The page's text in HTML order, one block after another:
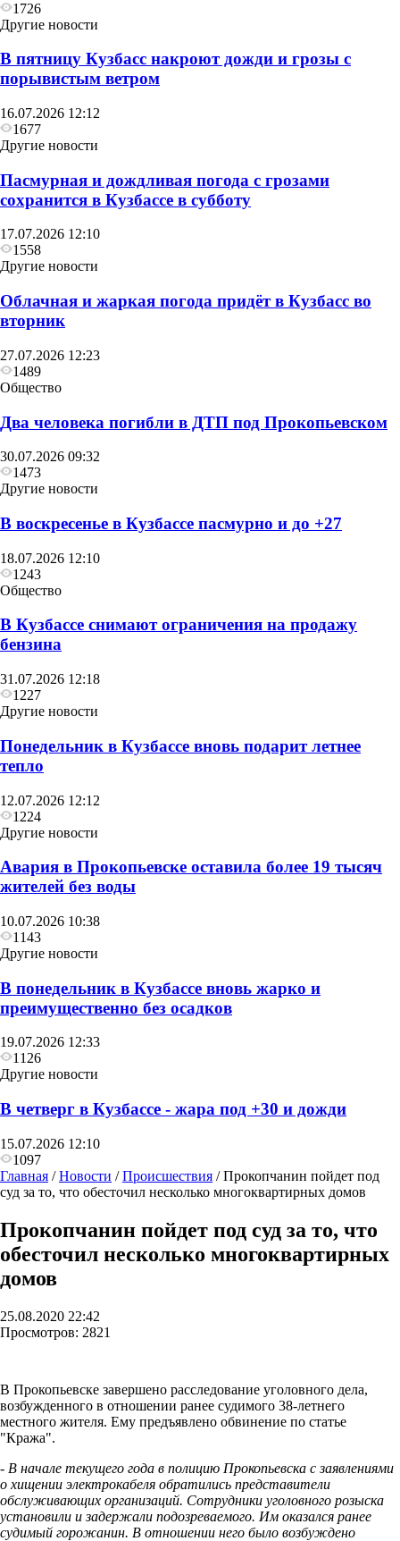
1726
Другие новости
В пятницу Кузбасс накроют дожди и грозы с
порывистым ветром
16.07.2026 12:12
1677
Другие новости
Пасмурная и дождливая погода с грозами
сохранится в Кузбассе в субботу
17.07.2026 12:10
1558
Другие новости
Облачная и жаркая погода придёт в Кузбасс во
вторник
27.07.2026 12:23
1489
Общество
Два человека погибли в ДТП под Прокопьевском
30.07.2026 09:32
1473
Другие новости
В воскресенье в Кузбассе пасмурно и до +27
18.07.2026 12:10
1243
Общество
В Кузбассе снимают ограничения на продажу
бензина
31.07.2026 12:18
1227
Другие новости
Понедельник в Кузбассе вновь подарит летнее
тепло
12.07.2026 12:12
1224
Другие новости
Авария в Прокопьевске оставила более 19 тысяч
жителей без воды
10.07.2026 10:38
1143
Другие новости
В понедельник в Кузбассе вновь жарко и
преимущественно без осадков
19.07.2026 12:33
1126
Другие новости
В четверг в Кузбассе - жара под +30 и дожди
15.07.2026 12:10
1097
Главная /Новости /Происшествия /Прокопчанин пойдет под
суд за то, что обесточил несколько многоквартирных домов
Прокопчанин пойдет под суд за то, что
обесточил несколько многоквартирных
домов
25.08.2020 22:42
Просмотров: 2821
В Прокопьевске завершено расследование уголовного дела,
возбужденного в отношении ранее судимого 38-летнего
местного жителя. Ему предъявлено обвинение по статье
"Кража".
- В начале текущего года в полицию Прокопьевска с заявлениями
о хищении электрокабеля обратились представители
обслуживающих организаций. Сотрудники уголовного розыска
установили и задержали подозреваемого. Им оказался ранее
судимый горожанин. В отношении него было возбуждено